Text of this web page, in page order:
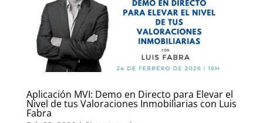
Aplicación MVI: Demo en Directo para Elevar el
Nivel de tus Valoraciones Inmobiliarias con Luis
Fabra